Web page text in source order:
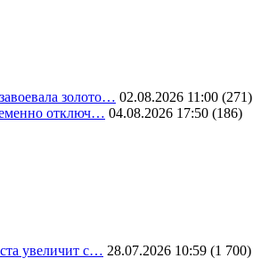
золото… 02.08.2026 11:00 (271)
отключ… 04.08.2026 17:50 (186)
увеличит с… 28.07.2026 10:59 (1 700)